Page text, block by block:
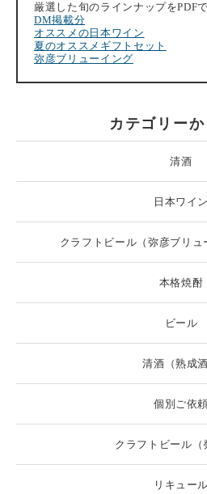
厳選した旬のラインナップをPDF
DM掲載分
オススメの日本ワイン
夏のオススメギフトセット
弥彦ブリューイング
カテゴリー
清酒
日本ワイン
クラフトビール（弥彦ブリュ
本格焼酎
ビール
清酒（熟成酒
個別ご依頼
クラフトビール（
リキュール